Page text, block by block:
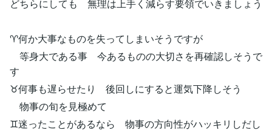
どちらにしても 無理は上手く減らす要領でいきましょう
♈何か大事なものを失ってしまいそうですが
等身大である事 今あるものの大切さを再確認しそうで
す
♉何事も遅らせたり 後回しにすると運気下降しそう
物事の旬を見極めて
♊迷ったことがあるなら 物事の方向性がハッキリしだし